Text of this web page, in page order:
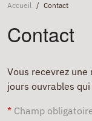
Accueil / Contact
Contact
Vous recevrez
jours ouvrables
* Champ